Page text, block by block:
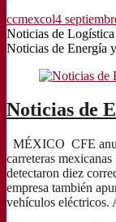
ccmexcol4
Noticias de
Noticias de Energía
Noticias de
MÉXICO CFE
carreteras
detectaron diez
empresa también
vehículos